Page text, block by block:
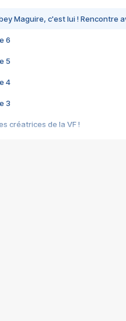
Maguire, c'est lui ! Rencontre
6
5
4
3
créatrices de la VF !